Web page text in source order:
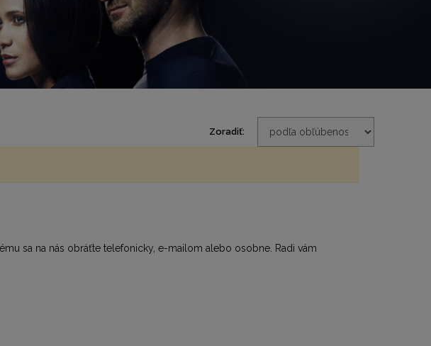
Zoradiť:
sa na nás obráťte telefonicky, e-mailom alebo osobne. Radi vám